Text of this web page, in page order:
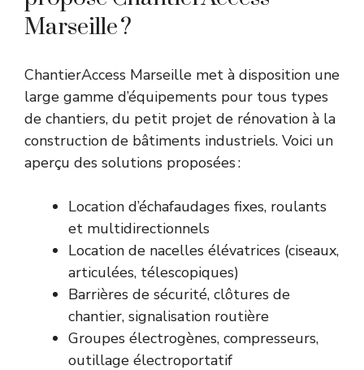
Marseille ?
ChantierAccess Marseille met à disposition une
large gamme d’équipements pour tous types
de chantiers, du petit projet de rénovation à la
construction de bâtiments industriels. Voici un
aperçu des solutions proposées :
Location d’échafaudages fixes, roulants
et multidirectionnels
Location de nacelles élévatrices (ciseaux,
articulées, télescopiques)
Barrières de sécurité, clôtures de
chantier, signalisation routière
Groupes électrogènes, compresseurs,
outillage électroportatif